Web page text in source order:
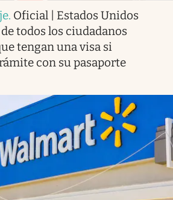
. Oficial | Estados Unidos
todos los ciudadanos
tengan una visa si
con su pasaporte